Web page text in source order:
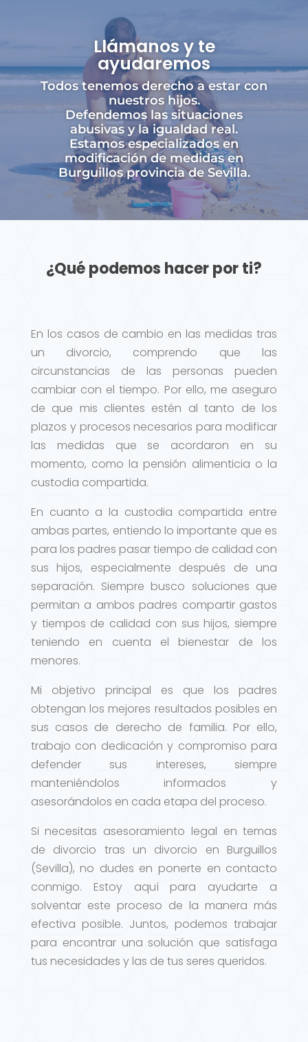
Llámanos y te
ayudaremos
Todos tenemos derecho a estar con
nuestros hijos.
Defendemos las situaciones
abusivas y la igualdad real.
Estamos especializados en
modificación de medidas en
Burguillos provincia de Sevilla.
¿Qué podemos hacer por ti?
En los casos de cambio en las medidas tras
un divorcio, comprendo que las
circunstancias de las personas pueden
cambiar con el tiempo. Por ello, me aseguro
de que mis clientes estén al tanto de los
plazos y procesos necesarios para modificar
las medidas que se acordaron en su
momento, como la pensión alimenticia o la
custodia compartida.
En cuanto a la custodia compartida entre
ambas partes, entiendo lo importante que es
para los padres pasar tiempo de calidad con
sus hijos, especialmente después de una
separación. Siempre busco soluciones que
permitan a ambos padres compartir gastos
y tiempos de calidad con sus hijos, siempre
teniendo en cuenta el bienestar de los
menores.
Mi objetivo principal es que los padres
obtengan los mejores resultados posibles en
sus casos de derecho de familia. Por ello,
trabajo con dedicación y compromiso para
defender sus intereses, siempre
manteniéndolos informados y
asesorándolos en cada etapa del proceso.
Si necesitas asesoramiento legal en temas
de divorcio tras un divorcio en Burguillos
(Sevilla), no dudes en ponerte en contacto
conmigo. Estoy aquí para ayudarte a
solventar este proceso de la manera más
efectiva posible. Juntos, podemos trabajar
para encontrar una solución que satisfaga
tus necesidades y las de tus seres queridos.